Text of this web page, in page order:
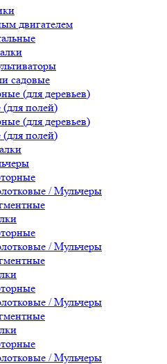
двигателем
садовые
(для деревьев)
полей)
(для деревьев)
полей)
/ Мульчеры
/ Мульчеры
/ Мульчеры
/ Мульчеры